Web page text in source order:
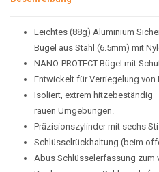
Leichtes (88g) Aluminium
Bügel aus Stahl (6.5mm) mit
NANO-PROTECT Bügel mit
Entwickelt für Verriegelung
Isoliert, extrem hitzebeständig
rauen Umgebungen.
Präzisionszylinder mit sechs
Schlüsselrückhaltung (beim
Abus Schlüsselerfassung zum